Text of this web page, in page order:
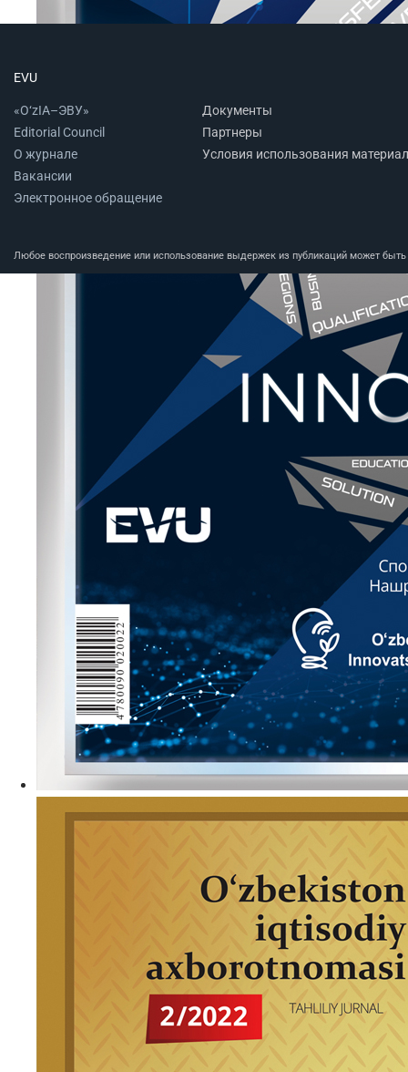
EVU
«O‘zIA–ЭВУ»
Editorial Council
О журнале
Вакансии
Электронное обращение
Документы
Партнеры
Условия использования
Любое воспроизведение или использование выдержек из публикаций может